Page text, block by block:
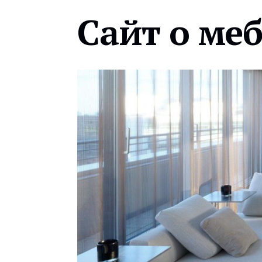
Сайт о